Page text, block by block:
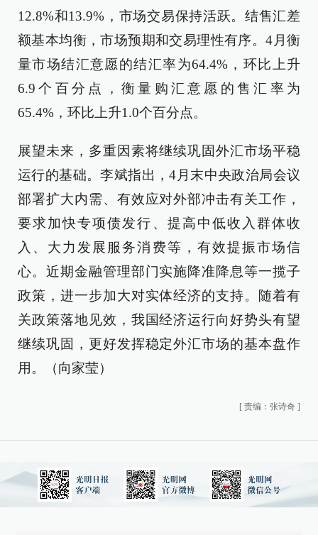
12.8%和13.9%，市场交易保持活跃。结售汇差
额基本均衡，市场预期和交易理性有序。4月衡
量市场结汇意愿的结汇率为64.4%，环比上升
6.9个百分点，衡量购汇意愿的售汇率为
65.4%，环比上升1.0个百分点。
展望未来，多重因素将继续巩固外汇市场平稳
运行的基础。李斌指出，4月末中央政治局会议
部署扩大内需、有效应对外部冲击有关工作，
要求加快专项债发行、提高中低收入群体收
入、大力发展服务消费等，有效提振市场信
心。近期金融管理部门实施降准降息等一揽子
政策，进一步加大对实体经济的支持。随着有
关政策落地见效，我国经济运行向好势头有望
继续巩固，更好发挥稳定外汇市场的基本盘作
用。（向家莹）
[ 责编：张诗奇 ]